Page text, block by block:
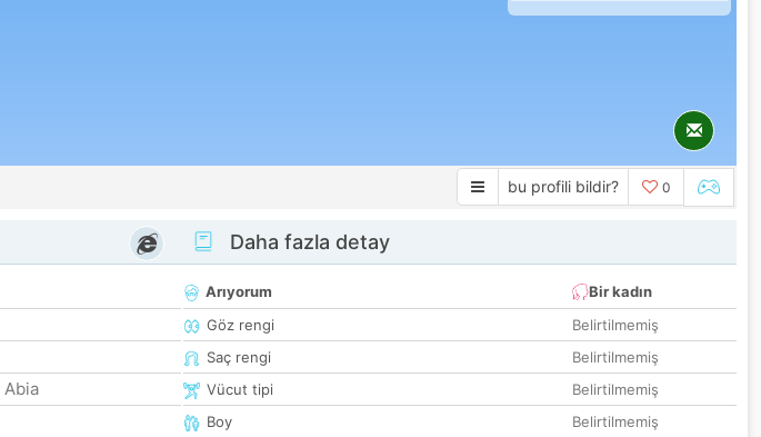
bu profili bildir? 0
Abia
Daha fazla detay
Arıyorum
Bir kadın
Göz rengi
Belirtilmemiş
Saç rengi
Belirtilmemiş
Vücut tipi
Belirtilmemiş
Boy
Belirtilmemiş